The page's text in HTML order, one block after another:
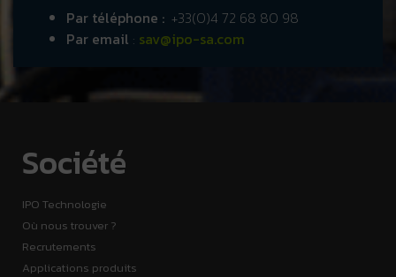
Par téléphone : +33(0)4 72 68 80 98
Par email : sav@ipo-sa.com
Société
IPO Technologie
Où nous trouver ?
Recrutements
Applications produits